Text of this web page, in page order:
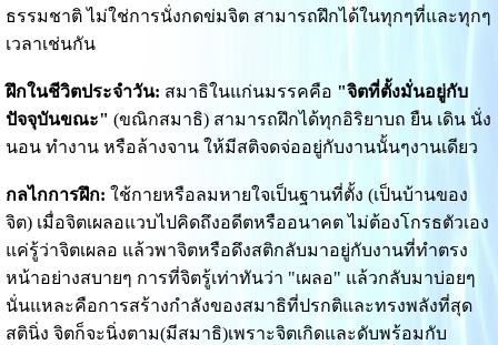
ธรรมชาติ ไม่ใช่การนั่งกดข่มจิต สามารถฝึกได้ในทุกๆที่และทุกๆ
เวลาเช่นกัน
ฝึกในชีวิตประจำวัน: สมาธิในแก่นมรรคคือ "จิตที่ตั้งมั่นอยู่กับ
ปัจจุบันขณะ" (ขณิกสมาธิ) สามารถฝึกได้ทุกอิริยาบถ ยืน เดิน นั่ง
นอน ทำงาน หรือล้างจาน ให้มีสติจดจ่ออยู่กับงานนั้นๆงานเดียว
กลไกการฝึก: ใช้กายหรือลมหายใจเป็นฐานที่ตั้ง (เป็นบ้านของ
จิต) เมื่อจิตเผลอแวบไปคิดถึงอดีตหรืออนาคต ไม่ต้องโกรธตัวเอง
แค่รู้ว่าจิตเผลอ แล้วพาจิตหรือดึงสติกลับมาอยู่กับงานที่ทำตรง
หน้าอย่างสบายๆ การที่จิตรู้เท่าทันว่า "เผลอ" แล้วกลับมาบ่อยๆ
นั่นแหละคือการสร้างกำลังของสมาธิที่ปรกติและทรงพลังที่สุด
สตินิ่ง จิตก็จะนิ่งตาม(มีสมาธิ)เพราะจิตเกิดและดับพร้อมกับ